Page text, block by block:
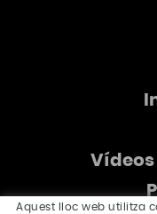
Aquest lloc web utilitza